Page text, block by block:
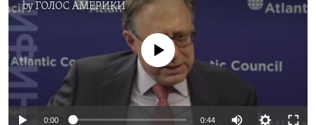
byГОЛОС АМЕРИКИ
No media source currently available
0:00 0:44